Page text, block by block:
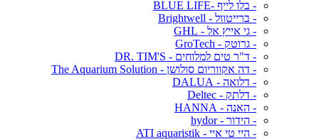
- בלו לייף -BLUE LIFE
- ברייטוול - Brightwell
- גי אייץ אל - GHL
- גרוטק - GroTech
- ד"ר טים למלוחים - DR. TIM'S
- דה אקווריום סולושן - The Aquarium Solution
- דלואה - DALUA
- דלתק - Deltec
- האנה - HANNA
- הידור - hydor
- היי טי איי - ATI aquaristik